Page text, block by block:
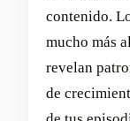
contenido.
mucho más
revelan
de